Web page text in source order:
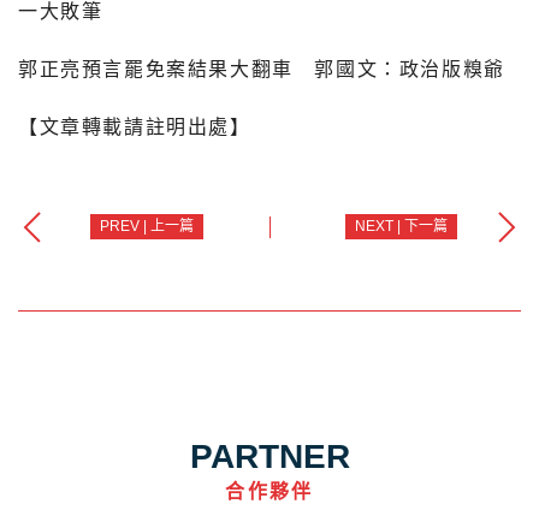
一大敗筆
郭正亮預言罷免案結果大翻車 郭國文：政治版糗爺
【文章轉載請註明出處】
PREV | 上一篇 NEXT | 下一篇
PARTNER
合作夥伴